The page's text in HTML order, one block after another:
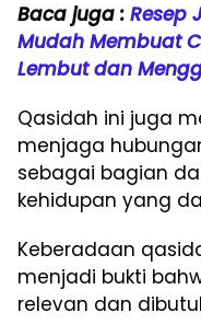
Baca juga : Resep
Mudah Membuat
Lembut dan
Qasidah ini juga
menjaga
sebagai bagian
kehidupan yang
Keberadaan
menjadi bukti
relevan dan